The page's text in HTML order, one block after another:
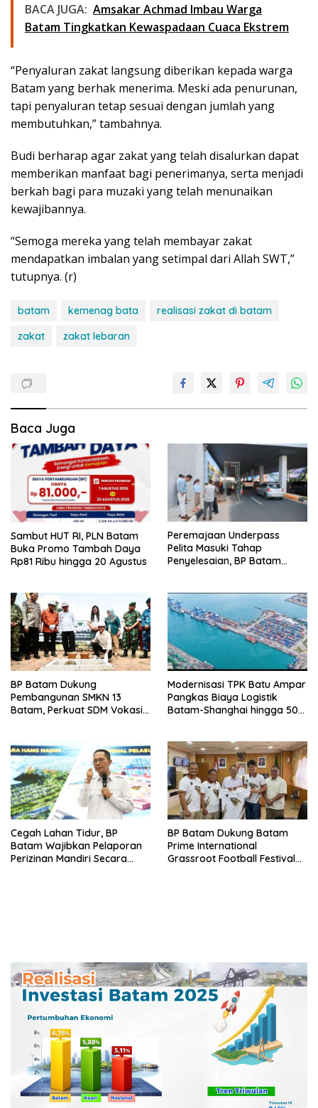
BACA JUGA: Amsakar Achmad Imbau Warga
Batam Tingkatkan Kewaspadaan Cuaca Ekstrem
“Penyaluran zakat langsung diberikan kepada warga
Batam yang berhak menerima. Meski ada penurunan,
tapi penyaluran tetap sesuai dengan jumlah yang
membutuhkan,” tambahnya.
Budi berharap agar zakat yang telah disalurkan dapat
memberikan manfaat bagi penerimanya, serta menjadi
berkah bagi para muzaki yang telah menunaikan
kewajibannya.
“Semoga mereka yang telah membayar zakat
mendapatkan imbalan yang setimpal dari Allah SWT,”
tutupnya. (r)
batam kemenag bata
realisasi zakat di batam
zakat
zakat lebaran
Baca Juga
Sambut HUT RI, PLN Batam
Buka Promo Tambah Daya
Rp81 Ribu hingga 20 Agustus
Peremajaan Underpass
Pelita Masuki Tahap
Penyelesaian, BP Batam
BP Batam Dukung
Pembangunan SMKN 13
Batam, Perkuat SDM Vokasi
Modernisasi TPK Batu Ampar
Pangkas Biaya Logistik
Batam-Shanghai hingga 50
Cegah Lahan Tidur, BP
Batam Wajibkan Pelaporan
Perizinan Mandiri Secara
BP Batam Dukung Batam
Prime International
Grassroot Football Festival